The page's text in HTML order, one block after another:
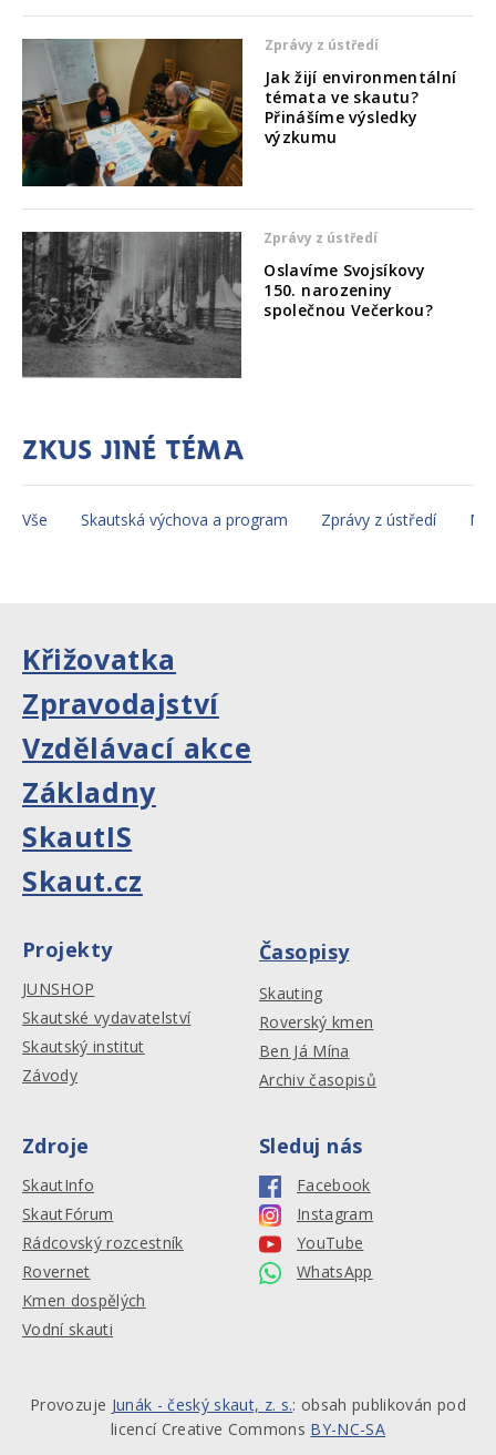
Zprávy z ústředí
Jak žijí environmentální
témata ve skautu?
Přinášíme výsledky
výzkumu
Zprávy z ústředí
Oslavíme Svojsíkovy
150. narozeniny
společnou Večerkou?
Zkus jiné téma
Vše Skautská výchova a program Zprávy z ústředí
Křižovatka
Zpravodajství
Vzdělávací akce
Základny
SkautIS
Skaut.cz
Projekty
JUNSHOP
Skautské vydavatelství
Skautský institut
Závody
Časopisy
Skauting
Roverský kmen
Ben Já Mína
Archiv časopisů
Zdroje
SkautInfo
SkautFórum
Rádcovský rozcestník
Rovernet
Kmen dospělých
Vodní skauti
Sleduj nás
Facebook
Instagram
YouTube
WhatsApp
Provozuje Junák - český skaut, z. s.: obsah publikován pod
licencí Creative Commons BY-NC-SA